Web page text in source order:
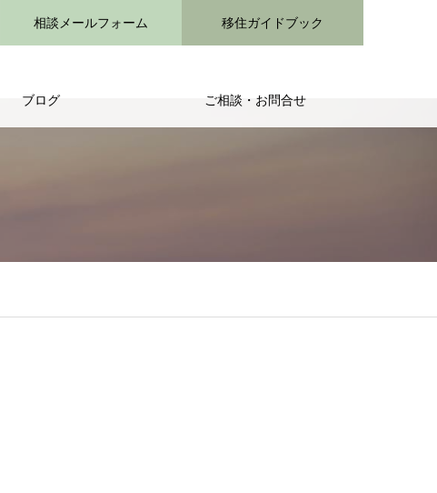
相談メールフォーム 移住ガイドブック
ブログ ご相談・お問合せ